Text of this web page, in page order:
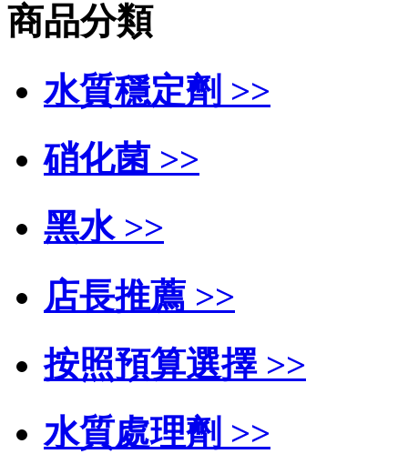
商品分類
水質穩定劑 >>
硝化菌 >>
黑水 >>
店長推薦 >>
按照預算選擇 >>
水質處理劑 >>